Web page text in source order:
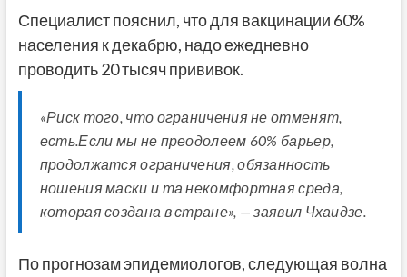
Специалист пояснил, что для вакцинации 60%
населения к декабрю, надо ежедневно
проводить 20 тысяч прививок.
«Риск того, что ограничения не отменят,
есть.Если мы не преодолеем 60% барьер,
продолжатся ограничения, обязанность
ношения маски и та некомфортная среда,
которая создана в стране», — заявил Чхаидзе.
По прогнозам эпидемиологов, следующая волна